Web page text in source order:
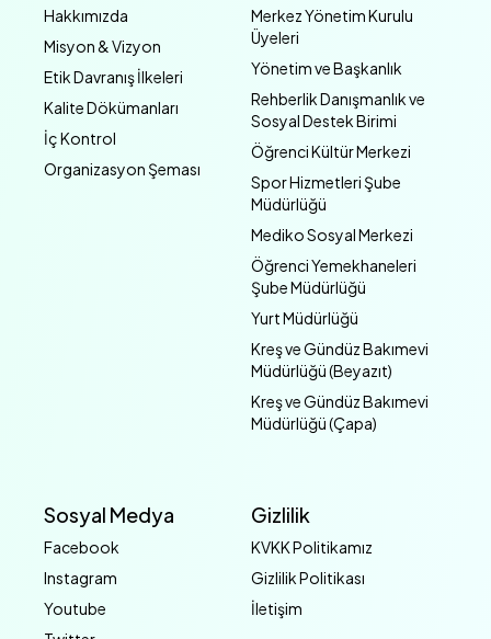
Hakkımızda
Misyon & Vizyon
Etik Davranış İlkeleri
Kalite Dökümanları
İç Kontrol
Organizasyon Şeması
Merkez Yönetim Kurulu
Üyeleri
Yönetim ve Başkanlık
Rehberlik Danışmanlık ve
Sosyal Destek Birimi
Öğrenci Kültür Merkezi
Spor Hizmetleri Şube
Müdürlüğü
Mediko Sosyal Merkezi
Öğrenci Yemekhaneleri
Şube Müdürlüğü
Yurt Müdürlüğü
Kreş ve Gündüz Bakımevi
Müdürlüğü (Beyazıt)
Kreş ve Gündüz Bakımevi
Müdürlüğü (Çapa)
Sosyal Medya
Facebook
Instagram
Youtube
Gizlilik
KVKK Politikamız
Gizlilik Politikası
İletişim